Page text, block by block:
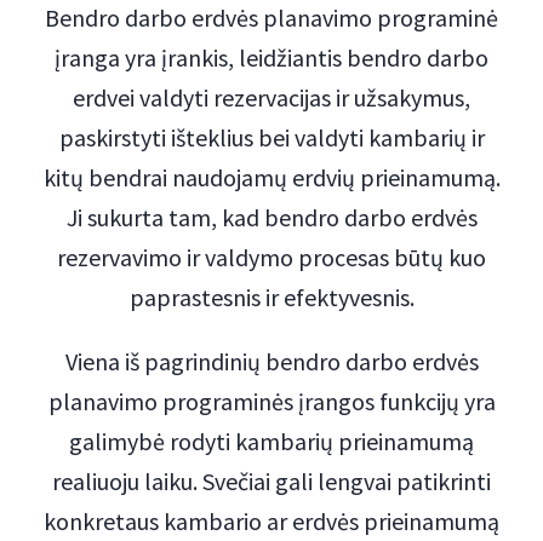
Bendro darbo erdvės planavimo programinė
įranga yra įrankis, leidžiantis bendro darbo
erdvei valdyti rezervacijas ir užsakymus,
paskirstyti išteklius bei valdyti kambarių ir
kitų bendrai naudojamų erdvių prieinamumą.
Ji sukurta tam, kad bendro darbo erdvės
rezervavimo ir valdymo procesas būtų kuo
paprastesnis ir efektyvesnis.
Viena iš pagrindinių bendro darbo erdvės
planavimo programinės įrangos funkcijų yra
galimybė rodyti kambarių prieinamumą
realiuoju laiku. Svečiai gali lengvai patikrinti
konkretaus kambario ar erdvės prieinamumą